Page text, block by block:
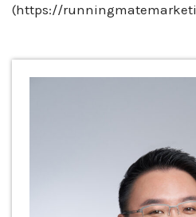
(https://